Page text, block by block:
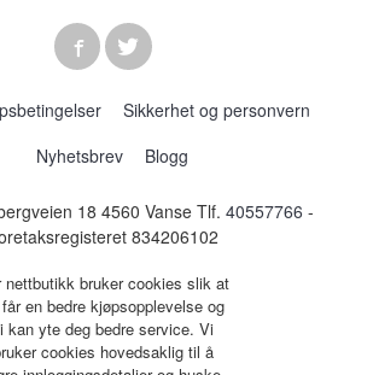
Sikkerhet og personvern
Nyhetsbrev
Blogg
18 4560 Vanse Tlf. 40557766 -
834206102
nettbutikk bruker cookies slik at
en bedre kjøpsopplevelse og
kan yte deg bedre service. Vi
cookies hovedsaklig til å